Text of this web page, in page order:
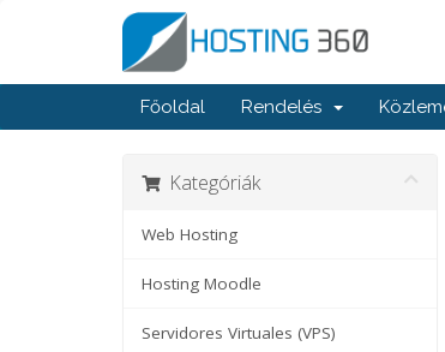
Főoldal Rendelés
Kategóriák
Web Hosting
Hosting Moodle
Servidores Virtuales (VPS)